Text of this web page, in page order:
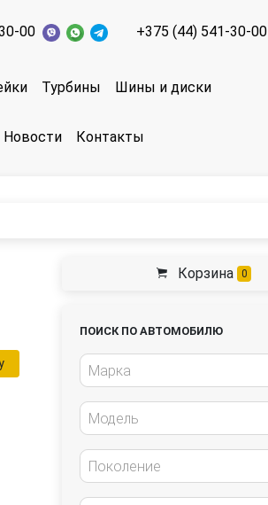
00 +375 (44) 541-30-00
Турбины Шины и диски
Новости Контакты
Корзина 0
ПОИСК ПО АВТОМОБИЛЮ
Марка
Модель
Поколение